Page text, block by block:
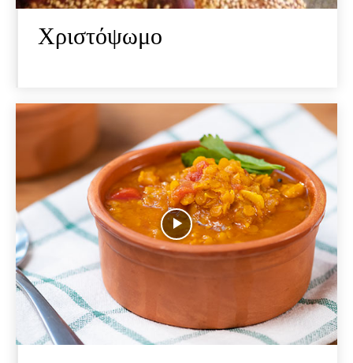
Χριστόψωμο